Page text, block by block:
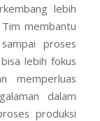
lebih
membantu
proses
lebih fokus
memperluas
dalam
produksi